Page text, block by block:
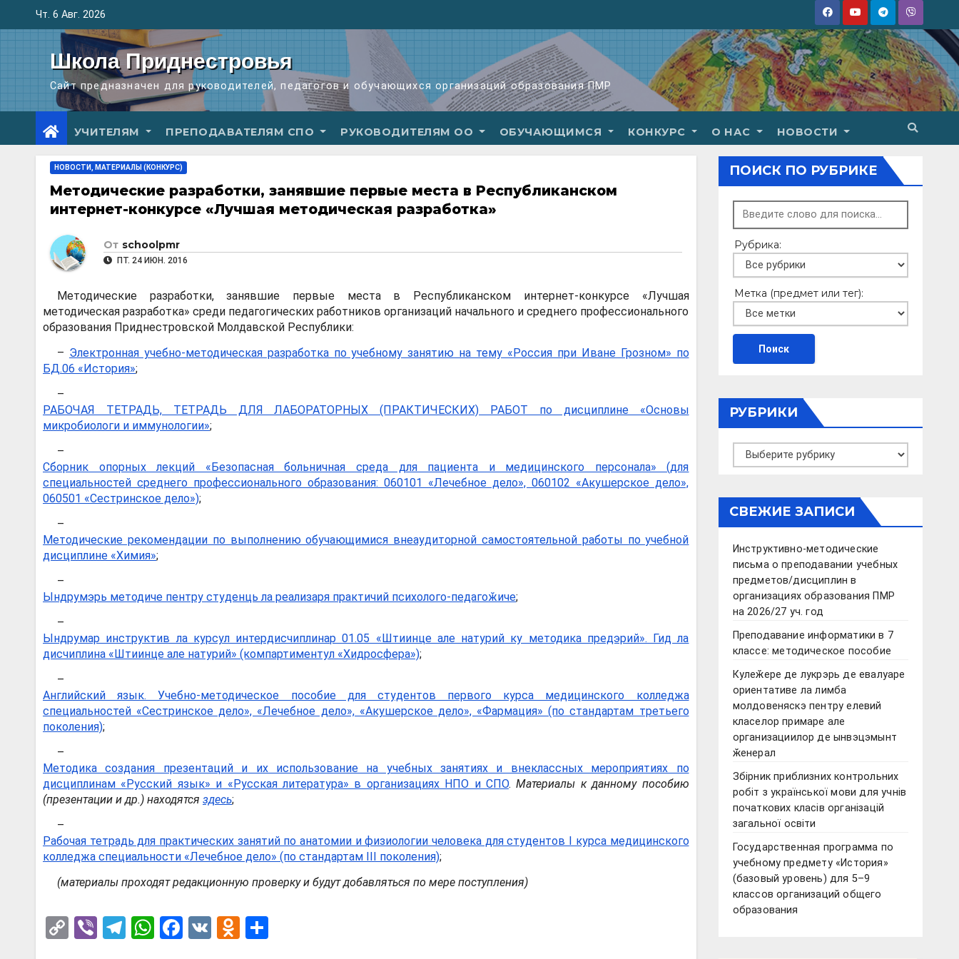
содержимому
Чт. 6 Авг. 2026
Школа Приднестровья
Сайт предназначен для руководителей, педагогов и обучающихся организаций образования ПМР
УЧИТЕЛЯМ ПРЕПОДАВАТЕЛЯМ СПО РУКОВОДИТЕЛЯМ ОО ОБУЧАЮЩИМСЯ КОНКУРС О НАС НОВОСТИ
НОВОСТИ, МАТЕРИАЛЫ (КОНКУРС)
Методические разработки, занявшие первые места в Республиканском
интернет-конкурсе «Лучшая методическая разработка»
От schoolpmr
ПТ. 24 ИЮН. 2016
Методические разработки, занявшие первые места в Республиканском интернет-конкурсе «Лучшая
методическая разработка» среди педагогических работников организаций начального и среднего профессионального
образования Приднестровской Молдавской Республики:
– Электронная учебно-методическая разработка по учебному занятию на тему «Россия при Иване Грозном» по
БД.06 «История»;
–
РАБОЧАЯ ТЕТРАДЬ, ТЕТРАДЬ ДЛЯ ЛАБОРАТОРНЫХ (ПРАКТИЧЕСКИХ) РАБОТ по дисциплине «Основы
микробиологи и иммунологии»;
–
Сборник опорных лекций «Безопасная больничная среда для пациента и медицинского персонала» (для
специальностей среднего профессионального образования: 060101 «Лечебное дело», 060102 «Акушерское дело»,
060501 «Сестринское дело»);
–
Методические рекомендации по выполнению обучающимися внеаудиторной самостоятельной работы по учебной
дисциплине «Химия»;
–
Ындрумэрь методиче пентру студенць ла реализаря практичий психолого-педагоӂиче;
–
Ындрумар инструктив ла курсул интердисчиплинар 01.05 «Штиинце але натурий ку методика предэрий». Гид ла
дисчиплина «Штиинце але натурий» (компартиментул «Хидросфера»);
–
Английский язык. Учебно-методическое пособие для студентов первого курса медицинского колледжа
специальностей «Сестринское дело», «Лечебное дело», «Акушерское дело», «Фармация» (по стандартам третьего
поколения);
–
Методика создания презентаций и их использование на учебных занятиях и внеклассных мероприятиях по
дисциплинам «Русский язык» и «Русская литература» в организациях НПО и СПО.Материалы к данному пособию
(презентации и др.) находятся здесь;
–
Рабочая тетрадь для практических занятий по анатомии и физиологии человека для студентов I курса медицинского
колледжа специальности «Лечебное дело» (по стандартам III поколения);
(материалы проходят редакционную проверку и будут добавляться по мере поступления)
C
Vi T
W F
V
O
ПОИСК ПО РУБРИКЕ
Рубрика:
Метка (предмет или тег):
РУБРИКИ
Рубрики
СВЕЖИЕ ЗАПИСИ
Инструктивно-методические
письма о преподавании учебных
предметов/дисциплин в
организациях образования ПМР
на 2026/27 уч. год
Преподавание информатики в 7
классе: методическое пособие
Кулеӂере де лукрэрь де евалуаре
ориентативе ла лимба
молдовеняскэ пентру елевий
класелор примаре але
организациилор де ынвэцэмынт
ӂенерал
Збірник приблизних контрольних
робіт з української мови для учнів
початкових класів організацій
загальної освіти
Государственная программа по
учебному предмету «История»
(базовый уровень) для 5–9
классов организаций общего
образования